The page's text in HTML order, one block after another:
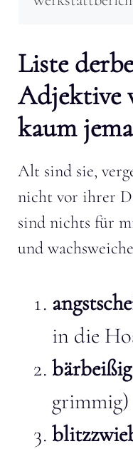
Liste
Adjektive
kaum
Alt sind sie,
nicht vor ihrer
sind nichts für
und
in die
bärbeißig
grimmig)